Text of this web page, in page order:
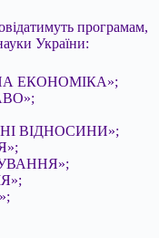
програмам,
України:
ЕКОНОМІКА»;
ВІДНОСИНИ»;